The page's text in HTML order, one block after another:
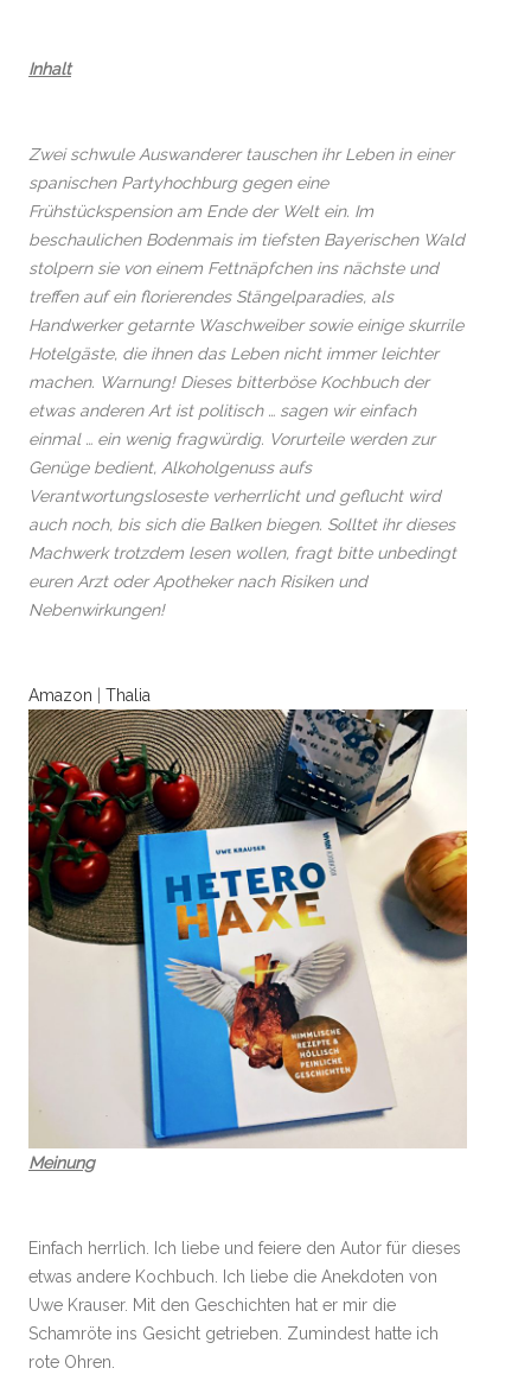
Inhalt
Zwei schwule Auswanderer tauschen ihr Leben in einer
spanischen Partyhochburg gegen eine
Frühstückspension am Ende der Welt ein. Im
beschaulichen Bodenmais im tiefsten Bayerischen Wald
stolpern sie von einem Fettnäpfchen ins nächste und
treffen auf ein florierendes Stängelparadies, als
Handwerker getarnte Waschweiber sowie einige skurrile
Hotelgäste, die ihnen das Leben nicht immer leichter
machen. Warnung! Dieses bitterböse Kochbuch der
etwas anderen Art ist politisch … sagen wir einfach
einmal … ein wenig fragwürdig. Vorurteile werden zur
Genüge bedient, Alkoholgenuss aufs
Verantwortungsloseste verherrlicht und geflucht wird
auch noch, bis sich die Balken biegen. Solltet ihr dieses
Machwerk trotzdem lesen wollen, fragt bitte unbedingt
euren Arzt oder Apotheker nach Risiken und
Nebenwirkungen!
Amazon Thalia
Meinung
Einfach herrlich. Ich liebe und feiere den Autor für dieses
etwas andere Kochbuch. Ich liebe die Anekdoten von
Uwe Krauser. Mit den Geschichten hat er mir die
Schamröte ins Gesicht getrieben. Zumindest hatte ich
rote Ohren.